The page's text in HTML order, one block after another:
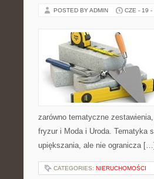
POSTED BY ADMIN CZE - 19 -
zarówno tematyczne
fryzur i Moda i Uroda. Tematyka
upiększania, ale nie ogranicza […]
CATEGORIES: NIERUCHOMOŚCI